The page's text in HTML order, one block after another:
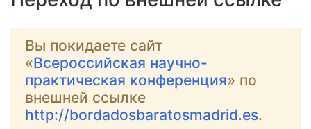
Вы покидаете сайт
«Всероссийская научно-
практическая конференция» по
внешней ссылке
http://bordadosbaratosmadrid.es.